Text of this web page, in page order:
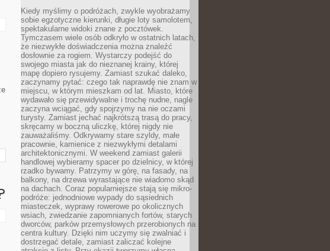
Kiedy myślimy o podróżach, zwykle wyobrażamy
sobie egzotyczne kierunki, długie loty samolotem,
spektakularne widoki znane z pocztówek.
Tymczasem wiele osób odkryło w ostatnich latach,
że niezwykłe doświadczenia można znaleźć
dosłownie za rogiem. Wystarczy podejść do
swojego miasta jak do nieznanej krainy, której
mapę dopiero rysujemy. Zamiast szukać daleko,
zaczynamy pytać: czego tak naprawdę nie znam w
miejscu, w którym mieszkam od lat. Miasto, które
wydawało się przewidywalne i trochę nudne, nagle
zaczyna wciągać, gdy spojrzymy na nie oczami
turysty. Zamiast jechać najkrótszą trasą do pracy,
skręcamy w boczną uliczkę, której nigdy nie
zauważaliśmy. Odkrywamy stare szyldy, małe
pracownie, kamienice z niezwykłymi detalami
architektonicznymi. W weekend zamiast galerii
handlowej wybieramy spacer po dzielnicy, w której
rzadko bywamy. Patrzymy w górę, na fasady, na
balkony, na drzewa wyrastające nie wiadomo skąd
na dachach. Coraz popularniejsze stają się mikro-
podróże: jednodniowe wypady do sąsiednich
miasteczek, wyprawy rowerowe po okolicznych
wsiach, zwiedzanie zapomnianych fortów, starych
dworców, parków przemysłowych przerobionych na
centra kultury. Dzięki nim uczymy się zwalniać i
dostrzegać detale, zamiast zaliczać kolejne